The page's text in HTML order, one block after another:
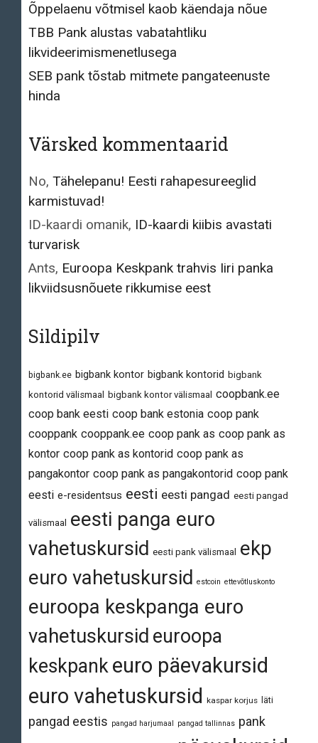
Õppelaenu võtmisel kaob käendaja nõue
TBB Pank alustas vabatahtliku
likvideerimismenetlusega
SEB pank tõstab mitmete pangateenuste
hinda
Värsked kommentaarid
No, Tähelepanu! Eesti rahapesureeglid
karmistuvad!
ID-kaardi omanik, ID-kaardi kiibis avastati
turvarisk
Ants, Euroopa Keskpank trahvis Iiri panka
likviidsusnõuete rikkumise eest
Sildipilv
bigbank.ee bigbank kontor bigbank kontorid bigbank
kontorid välismaal
bigbank kontor välismaal coopbank.ee
coop bank eesti coop bank estonia coop pank
cooppank cooppank.ee coop pank as coop pank as
kontor coop pank as kontorid coop pank as
pangakontor coop pank as pangakontorid coop pank
eesti e-residentsus eesti eesti pangad eesti pangad
välismaal eesti panga euro
vahetuskursid eesti pank välismaal ekp
euro vahetuskursid
estcoin ettevõtluskonto
euroopa keskpanga euro
vahetuskursid euroopa
keskpankeuro päevakursid
euro vahetuskursid
kaspar korjus läti
pangad eestis pangad harjumaal pangad tallinnas pank